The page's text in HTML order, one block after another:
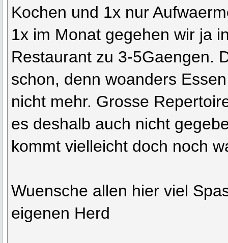
Kochen und 1x nur
1x im Monat gegehen wir ja
Restaurant zu 3-5Gaengen.
schon, denn woanders
nicht mehr. Grosse
es deshalb auch nicht
kommt vielleicht doch noch
Wuensche allen hier viel
eigenen Herd